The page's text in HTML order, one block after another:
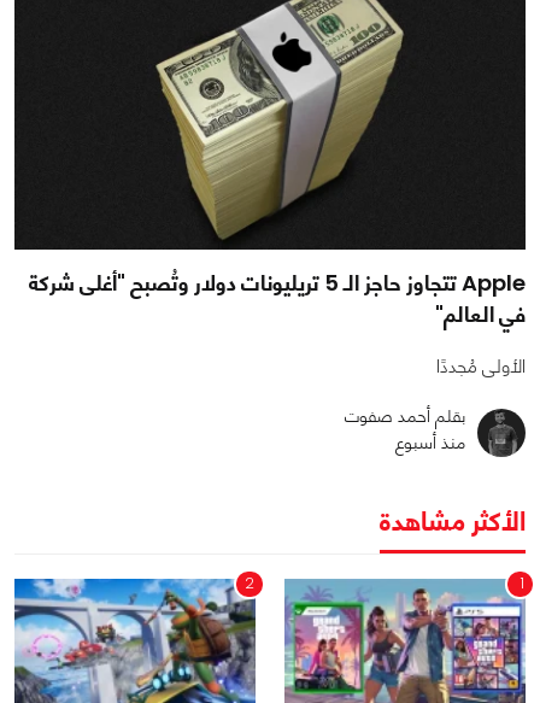
Apple تتجاوز حاجز الـ 5 تريليونات دولار وتُصبح "أغلى شركة
في العالم"
الأولى مُجددًا
بقلم أحمد صفوت
منذ أسبوع
الأكثر مشاهدة
1
2